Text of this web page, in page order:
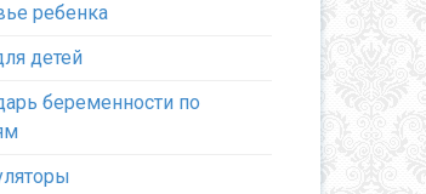
ребенка
детей
беременности по